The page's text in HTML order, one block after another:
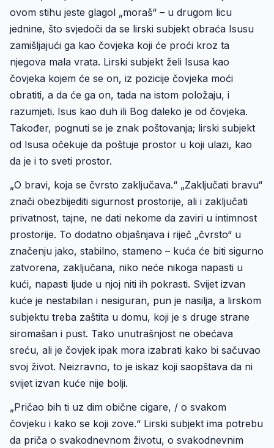
ovom stihu jeste glagol „moraš“ – u drugom licu
jednine, što svjedoči da se lirski subjekt obraća Isusu
zamišljajući ga kao čovjeka koji će proći kroz ta
njegova mala vrata. Lirski subjekt želi Isusa kao
čovjeka kojem će se on, iz pozicije čovjeka moći
obratiti, a da će ga on, tada na istom položaju, i
razumjeti. Isus kao duh ili Bog daleko je od čovjeka.
Također, pognuti se je znak poštovanja; lirski subjekt
od Isusa očekuje da poštuje prostor u koji ulazi, kao
da je i to sveti prostor.
„O bravi, koja se čvrsto zaključava.“ „Zaključati bravu“
znači obezbijediti sigurnost prostorije, ali i zaključati
privatnost, tajne, ne dati nekome da zaviri u intimnost
prostorije. To dodatno objašnjava i riječ „čvrsto“ u
značenju jako, stabilno, stameno – kuća će biti sigurno
zatvorena, zaključana, niko neće nikoga napasti u
kući, napasti ljude u njoj niti ih pokrasti. Svijet izvan
kuće je nestabilan i nesiguran, pun je nasilja, a lirskom
subjektu treba zaštita u domu, koji je s druge strane
siromašan i pust. Tako unutrašnjost ne obećava
sreću, ali je čovjek ipak mora izabrati kako bi sačuvao
svoj život. Neizravno, to je iskaz koji saopštava da ni
svijet izvan kuće nije bolji.
„Pričao bih ti uz dim obične cigare, / o svakom
čovjeku i kako se koji zove.“ Lirski subjekt ima potrebu
da priča o svakodnevnom životu, o svakodnevnim